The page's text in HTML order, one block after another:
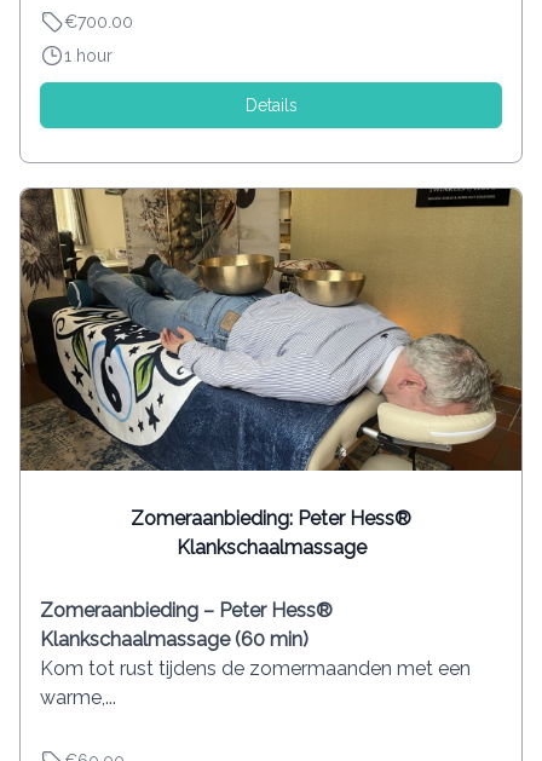
€700.00
1 hour
Details
Zomeraanbieding: Peter Hess®
Klankschaalmassage
Zomeraanbieding – Peter Hess®
Klankschaalmassage (60 min)
Kom tot rust tijdens de zomermaanden met een
warme,...